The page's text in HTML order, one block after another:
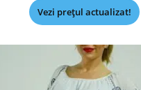
Vezi prețul actualizat!